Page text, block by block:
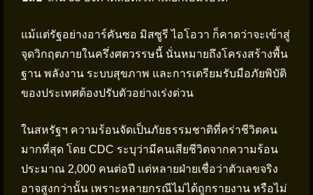
แม้แต่รัฐอย่างอาร์คันซอ มิสซูรี ไอโอวา ก็คาดว่าจะเข้าสู่
จุดวิกฤตภายในครึ่งศตวรรษนี้ นั่นหมายถึงโครงสร้างพื้น
ฐาน พลังงาน ระบบสุขภาพ และการเตรียมรับมือภัยพิบัติ
ของประเทศต้องปรับตัวอย่างเร่งด่วน
ในสหรัฐฯ ความร้อนจัดเป็นภัยธรรมชาติที่คร่าชีวิตคน
มากที่สุด โดย CDC ระบุว่ามีคนเสียชีวิตจากความร้อน
ประมาณ 2,000 คนต่อปี แต่หลายฝ่ายเชื่อว่าตัวเลขจริง
อาจสูงกว่านั้น เพราะหลายกรณีไม่ได้ถูกรายงาน หรือไม่